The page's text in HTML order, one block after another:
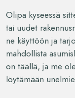
Olipa kyseessä
tai uudet
ne käyttöön ja
mahdollista
on täällä, ja me
löytämään